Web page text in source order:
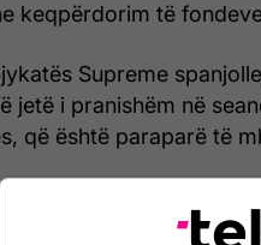
keqpërdorim të
Supreme
jetë i pranishëm në
që është paraparë të
më 1 tetor 2017
shumica votuan pro